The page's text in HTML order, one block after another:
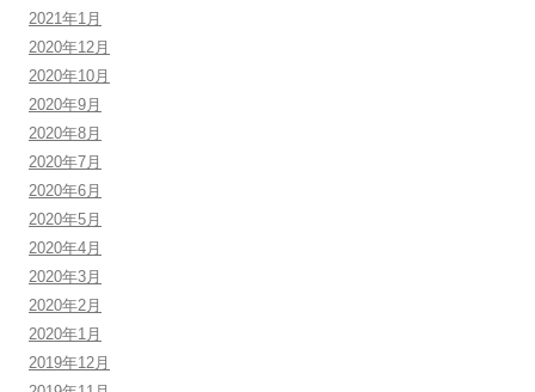
2021年1月
2020年12月
2020年10月
2020年9月
2020年8月
2020年7月
2020年6月
2020年5月
2020年4月
2020年3月
2020年2月
2020年1月
2019年12月